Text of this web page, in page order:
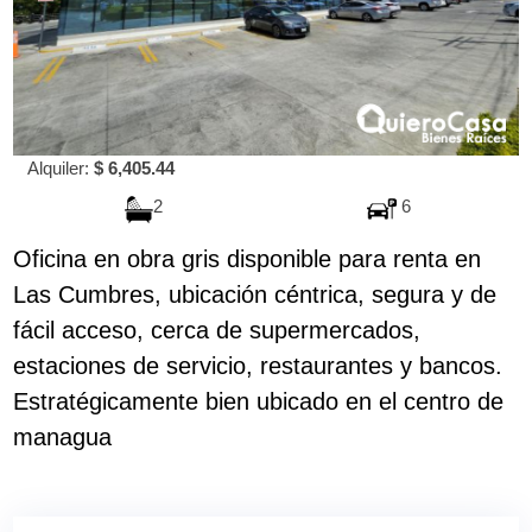
Alquiler: $ 6,405.44
2
6
Oficina en obra gris disponible para renta en
Las Cumbres, ubicación céntrica, segura y de
fácil acceso, cerca de supermercados,
estaciones de servicio, restaurantes y bancos.
Estratégicamente bien ubicado en el centro de
managua